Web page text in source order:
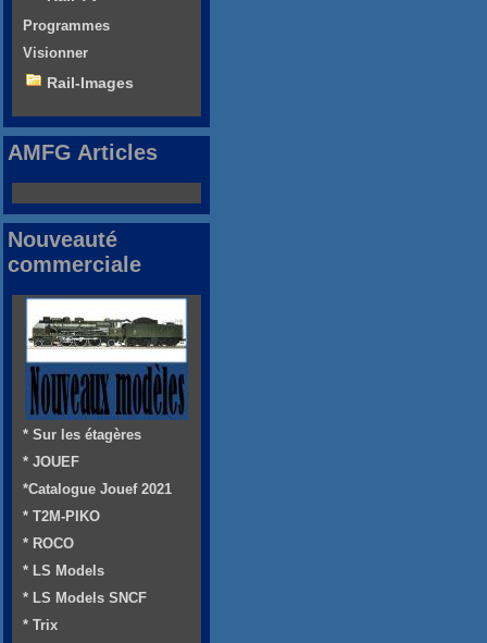
Programmes
Visionner
Rail-Images
AMFG Articles
Nouveauté
commerciale
* Sur les étagères
* JOUEF
*Catalogue Jouef 2021
* T2M-PIKO
* ROCO
* LS Models
* LS Models SNCF
* Trix